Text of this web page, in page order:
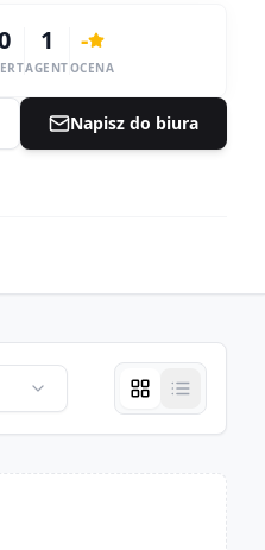
1
AGENT
-
OCENA
Napisz do biura